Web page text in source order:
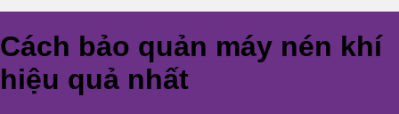
Cách bảo quản máy nén khí
hiệu quả nhất